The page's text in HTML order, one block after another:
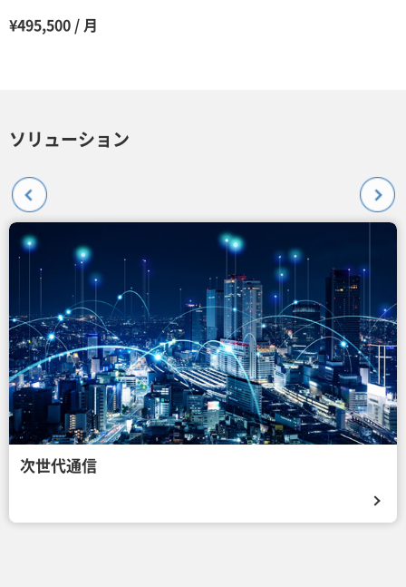
¥495,500 / 月
ソリューション
次世代通信